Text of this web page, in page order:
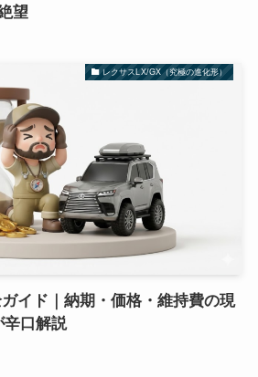
望
レクサスLX/GX（究極の進化形）
イド｜納期・価格・維持費の現
辛口解説